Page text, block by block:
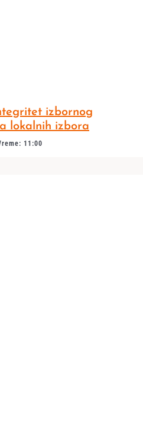
izbornog
lokalnih izbora
11:00